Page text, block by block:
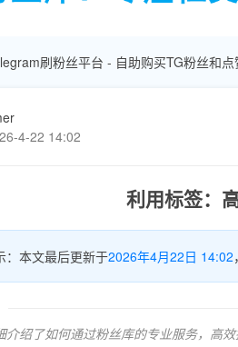
刷粉丝平台 - 自助购买TG粉丝和
4-22 14:02
利用标签：
：本文最后更新于2026年4月22日 14:02
介绍了如何通过粉丝库的专业服务，高